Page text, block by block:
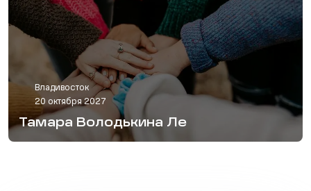
Владивосток
20 октября 2027
Тамара Володькина Ле